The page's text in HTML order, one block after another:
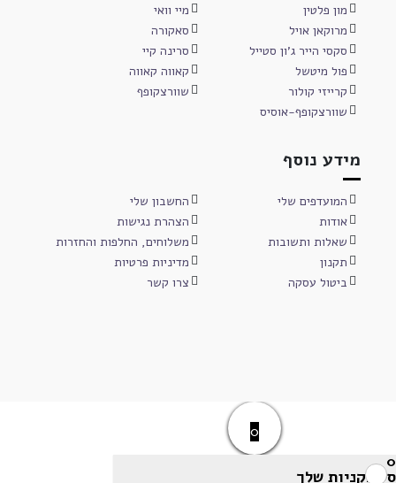
מון פלטין
מיי וואי
מרוקאן אויל
סאקורה
סקסי הייר ג'ון סטייל
סרינה קיי
פול מיטשל
קאווה קאווה
קרייזי קולור
שוורצקופף
שוורצקופף-אוסיס
מידע נוסף
המועדפים שלי
החשבון שלי
אודות
הצהרת נגישות
שאלות ותשובות
משלוחים, החלפות והחזרות
תקנון
מדיניות פרטיות
ביטול עסקה
צרו קשר
0
0
סל הקניות שלך